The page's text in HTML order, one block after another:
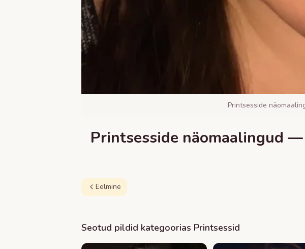
Printsesside
Printsesside näomaalingud
Eelmine
Seotud pildid kategoorias Printsessid